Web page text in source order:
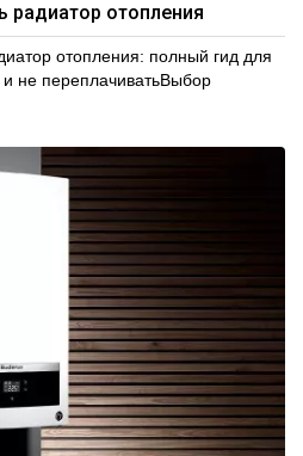
радиатор отопления
отопления: полный гид для
и не переплачиватьВыбор